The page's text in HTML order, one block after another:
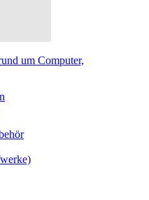
um Computer,